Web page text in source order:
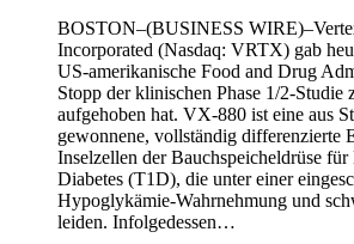
BOSTON–(BUSINESS
Incorporated (Nasdaq: VRTX) gab
US-amerikanische Food and Drug
Stopp der klinischen Phase 1/2-
aufgehoben hat. VX-880 ist eine aus
gewonnene, vollständig differenzierte
Inselzellen der Bauchspeicheldrüse
Diabetes (T1D), die unter einer
Hypoglykämie-Wahrnehmung und
leiden. Infolgedessen…